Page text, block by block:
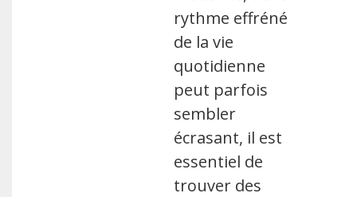
rythme effréné
de la vie
quotidienne
peut parfois
sembler
écrasant, il est
essentiel de
trouver des